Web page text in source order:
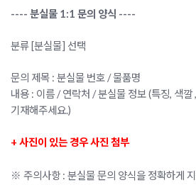
---- 분실물 1:1 문의 양식 ----
분류 [분실물] 선택
문의 제목 : 분실물 번호 / 물품명
내용 : 이름 / 연락처 / 분실물 정보 (특징, 색깔
기재해주세요.)
+ 사진이 있는 경우 사진 첨부
※ 주의사항 : 분실물 문의 양식을 정확하게